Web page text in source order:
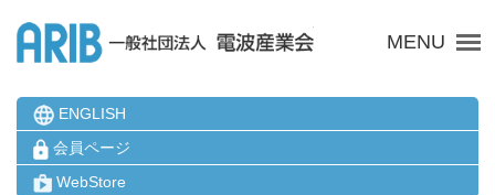
MENU
ENGLISH
会員ページ
WebStore